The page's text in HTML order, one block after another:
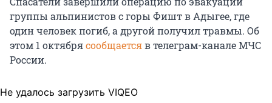
группы альпинистов с горы Фишт в Адыгее, где
один человек погиб, а другой получил травмы. Об
этом 1 октябрясообщаетсяв телеграм-канале МЧС
России.
Не удалось загрузить VIQEO